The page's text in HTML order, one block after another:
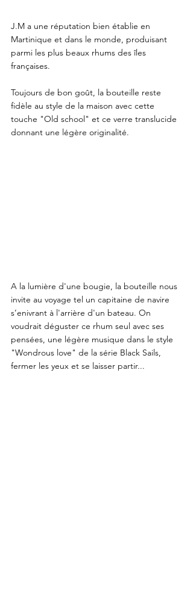
J.M a une réputation bien établie en
Martinique et dans le monde, produisant
parmi les plus beaux rhums des îles
françaises.
Toujours de bon goût, la bouteille reste
fidèle au style de la maison avec cette
touche "Old school" et ce verre translucide
donnant une légère originalité.
A la lumière d'une bougie, la bouteille nous
invite au voyage tel un capitaine de navire
s’enivrant à l'arrière d'un bateau. On
voudrait déguster ce rhum seul avec ses
pensées, une légère musique dans le style
"Wondrous love" de la série Black Sails,
fermer les yeux et se laisser partir...